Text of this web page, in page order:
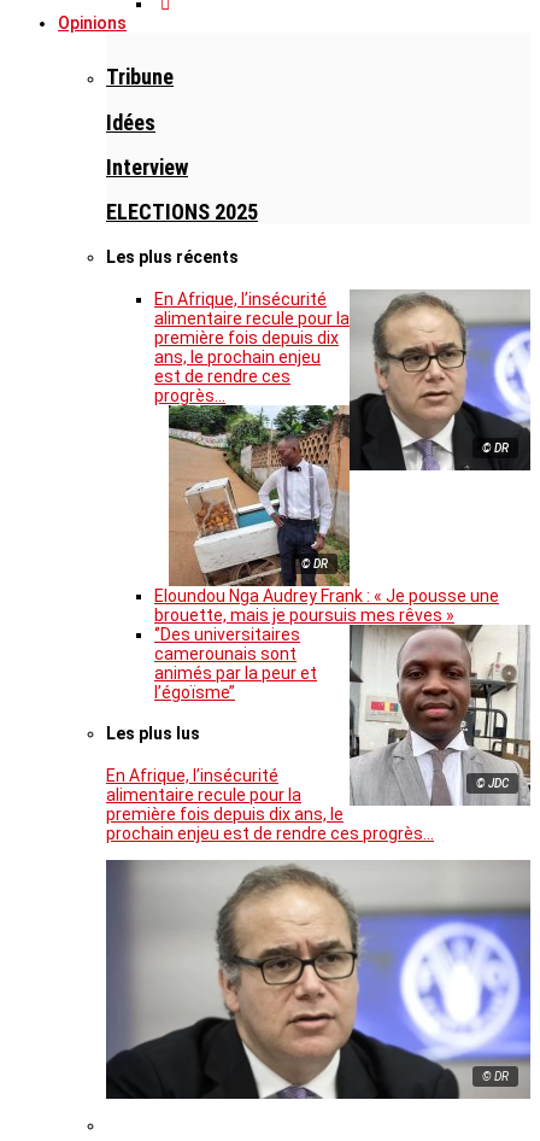
Opinions
Tribune
Idées
Interview
ELECTIONS 2025
Les plus récents
© DR
En Afrique, l’insécurité
alimentaire recule pour la
première fois depuis dix
ans, le prochain enjeu
est de rendre ces
progrès…
© DR
Eloundou Nga Audrey Frank : « Je pousse une
brouette, mais je poursuis mes rêves »
© JDC
‘’Des universitaires
camerounais sont
animés par la peur et
l’égoïsme’’
Les plus lus
En Afrique, l’insécurité
alimentaire recule pour la
première fois depuis dix ans, le
prochain enjeu est de rendre ces progrès…
© DR